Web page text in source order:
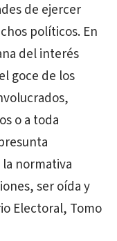
de ejercer
políticos. En
del interés
goce de los
o a toda
normativa
ser oída y
Electoral, Tomo